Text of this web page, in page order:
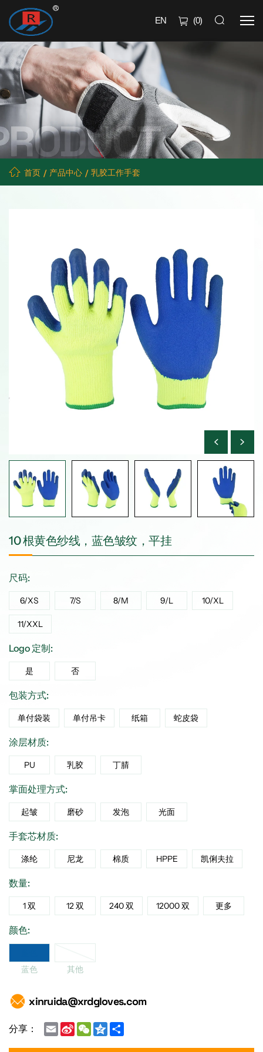
EN (0)
首页 产品中心 乳胶工作手套
10 根黄色纱线，蓝色皱纹，平挂
尺码:
6/XS 7/S 8/M 9/L 10/XL
11/XXL
Logo 定制:
是 否
包装方式:
单付袋装 单付吊卡 纸箱 蛇皮袋
涂层材质:
PU 乳胶 丁腈
掌面处理方式:
起皱 磨砂 发泡 光面
手套芯材质:
涤纶 尼龙 棉质 HPPE 凯俐夫拉
数量:
1 双 12 双 240 双 12000 双 更多
颜色:
蓝色 其他
xinruida@xrdgloves.com
分享： EmailSina
Weibo
WeChat
Qzone